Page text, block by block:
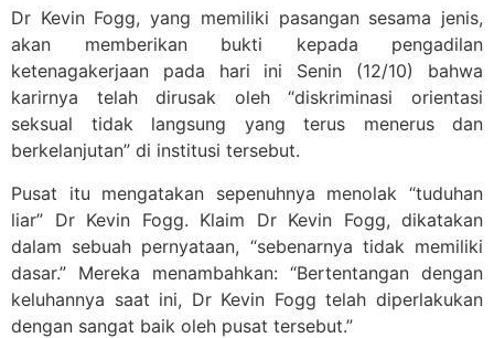
Dr Kevin Fogg, yang memiliki pasangan sesama jenis,
akan memberikan bukti kepada pengadilan
ketenagakerjaan pada hari ini Senin (12/10) bahwa
karirnya telah dirusak oleh “diskriminasi orientasi
seksual tidak langsung yang terus menerus dan
berkelanjutan” di institusi tersebut.
Pusat itu mengatakan sepenuhnya menolak “tuduhan
liar” Dr Kevin Fogg. Klaim Dr Kevin Fogg, dikatakan
dalam sebuah pernyataan, “sebenarnya tidak memiliki
dasar.” Mereka menambahkan: “Bertentangan dengan
keluhannya saat ini, Dr Kevin Fogg telah diperlakukan
dengan sangat baik oleh pusat tersebut.”